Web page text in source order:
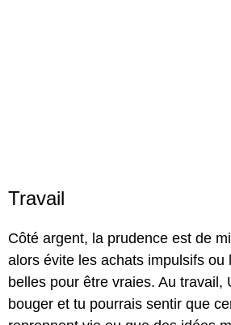
Travail
Côté argent, la prudence est de
alors évite les achats impulsifs ou
belles pour être vraies. Au travail,
bouger et tu pourrais sentir que